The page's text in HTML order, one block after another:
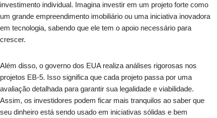
investimento individual. Imagina investir em um projeto forte como
um grande empreendimento imobiliário ou uma iniciativa inovadora
em tecnologia, sabendo que ele tem o apoio necessário para
crescer.
Além disso, o governo dos EUA realiza análises rigorosas nos
projetos EB-5. Isso significa que cada projeto passa por uma
avaliação detalhada para garantir sua legalidade e viabilidade.
Assim, os investidores podem ficar mais tranquilos ao saber que
seu dinheiro está sendo usado em iniciativas sólidas e bem